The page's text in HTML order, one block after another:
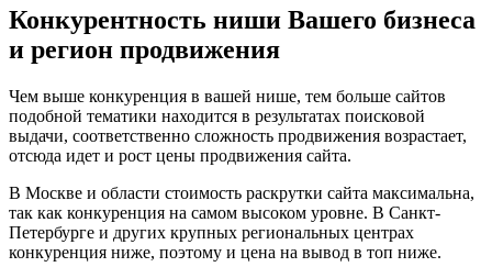
Конкурентность ниши Вашего бизнеса
и регион продвижения
Чем выше конкуренция в вашей нише, тем больше сайтов
подобной тематики находится в результатах поисковой
выдачи, соответственно сложность продвижения возрастает,
отсюда идет и рост цены продвижения сайта.
В Москве и области стоимость раскрутки сайта максимальна,
так как конкуренция на самом высоком уровне. В Санкт-
Петербурге и других крупных региональных центрах
конкуренция ниже, поэтому и цена на вывод в топ ниже.